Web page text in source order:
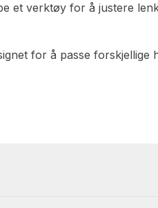
et verktøy for å justere
for å passe forskjellige